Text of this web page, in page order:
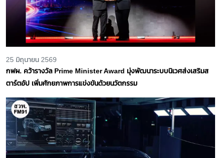
25 มิถุนายน 2569
กฟผ. คว้ารางวัล Prime Minister Award มุ่งพัฒนาระบบนิเวศส่งเสริมส
ตาร์ตอัป เพิ่มศักยภาพการแข่งขันด้วยนวัตกรรม